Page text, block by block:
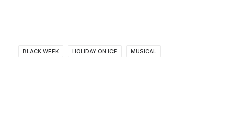
BLACK WEEK HOLIDAY ON ICE MUSICAL